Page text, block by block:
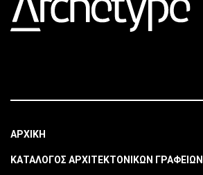
ΑΡΧΙΚΗ
ΚΑΤΑΛΟΓΟΣ ΑΡΧΙΤΕΚΤΟΝΙΚΩΝ ΓΡΑΦΕΙΩΝ